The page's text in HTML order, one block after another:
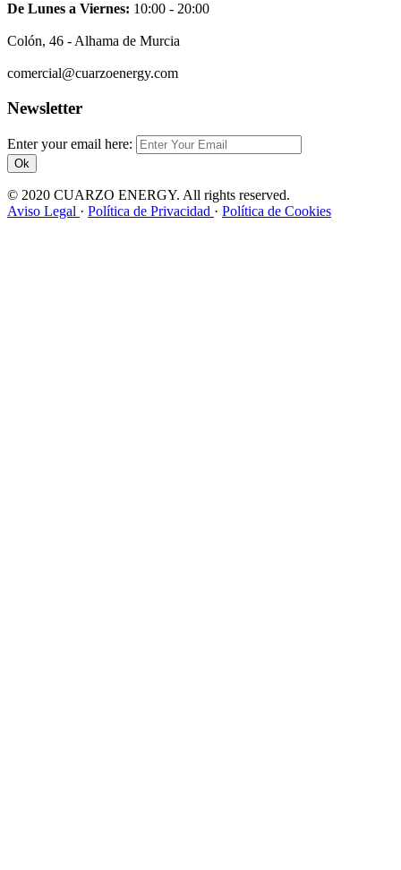
De Lunes a Viernes: 10:00 - 20:00
Colón, 46 - Alhama de Murcia
comercial@cuarzoenergy.com
Newsletter
Enter your email here:
Ok
© 2020 CUARZO ENERGY. All rights reserved.
Aviso Legal · Política de Privacidad · Política de Cookies